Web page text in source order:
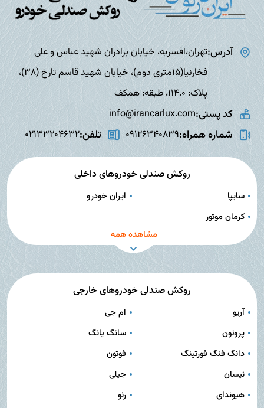
آدرس:تهران،افسریه، خیابان برادران شهید عباس و علی
فخارنیا(15متری دوم)، خیابان شهید قاسم تارخ (38)،
پلاک: 114.0، طبقه: همکف
کد پستی:info@irancarlux.com
شماره همراه:09126340839 تلفن:02133204632
روکش صندلی خودروهای داخلی
سایپا
ایران خودرو
کرمان موتور
مشاهده همه
روکش صندلی خودروهای خارجی
آریو
ام جی
پروتون
سانگ یانگ
دانگ فنگ فورتینگ
فوتون
نیسان
جیلی
هیوندای
رنو